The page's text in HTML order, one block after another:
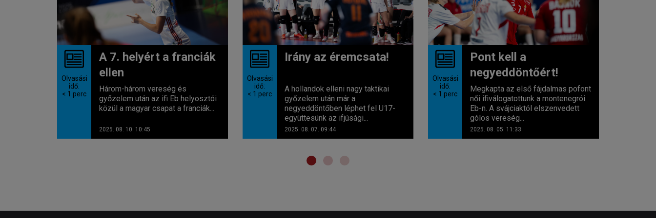
Olvasási
idő:
< 1 perc
A 7. helyért a franciák
ellen
Három-három vereség és
győzelem után az ifi Eb helyosztói
közül a magyar csapat a franciák...
2025. 08. 10. 10:45
Olvasási
idő:
< 1 perc
Irány az éremcsata!
A hollandok elleni nagy taktikai
győzelem után már a
negyeddöntőben léphet fel U17-
együttesünk az ifjúsági...
2025. 08. 07. 09:44
Olvasási
idő:
< 1 perc
Pont kell a
negyeddöntőért!
Megkapta az első fájdalmas pofont
női ifiválogatottunk a montenegrói
Eb-n. A svájciaktól elszenvedett
gólos vereség...
2025. 08. 05. 11:33